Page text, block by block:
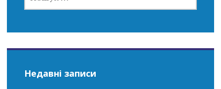
Недавні записи